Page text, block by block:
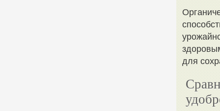
для